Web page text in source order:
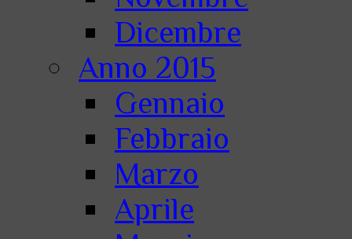
Dicembre
Anno 2015
Gennaio
Febbraio
Marzo
Aprile